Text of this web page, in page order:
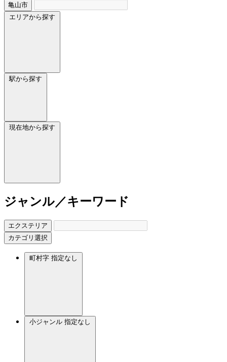
亀山市
エリアから探す
駅から探す
現在地から探す
ジャンル／キーワード
エクステリア
カテゴリ選択
町村字 指定なし
小ジャンル 指定なし